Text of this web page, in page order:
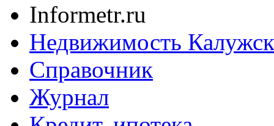
Informetr.ru
Недвижимость
Справочник
Журнал